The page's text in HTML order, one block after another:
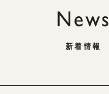
News
新着情報